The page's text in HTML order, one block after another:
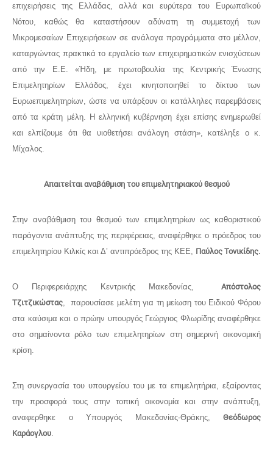
επιχειρήσεις της Ελλάδας, αλλά και ευρύτερα του Ευρωπαϊκού
Νότου, καθώς θα καταστήσουν αδύνατη τη συμμετοχή των
Μικρομεσαίων Επιχειρήσεων σε ανάλογα προγράμματα στο μέλλον,
καταργώντας πρακτικά το εργαλείο των επιχειρηματικών ενισχύσεων
από την Ε.Ε. «Ήδη, με πρωτοβουλία της Κεντρικής Ένωσης
Επιμελητηρίων Ελλάδος, έχει κινητοποιηθεί το δίκτυο των
Ευρωεπιμελητηρίων, ώστε να υπάρξουν οι κατάλληλες παρεμβάσεις
από τα κράτη μέλη. Η ελληνική κυβέρνηση έχει επίσης ενημερωθεί
και ελπίζουμε ότι θα υιοθετήσει ανάλογη στάση», κατέληξε ο κ.
Μίχαλος.
Απαιτείται αναβάθμιση του επιμελητηριακού θεσμού
Στην αναβάθμιση του θεσμού των επιμελητηρίων ως καθοριστικού
παράγοντα ανάπτυξης της περιφέρειας, αναφέρθηκε ο πρόεδρος του
επιμελητηρίου Κιλκίς και Δ’ αντιπρόεδρος της ΚΕΕ, Παύλος Τονικίδης.
Ο Περιφερειάρχης Κεντρικής Μακεδονίας, Απόστολος
Τζιτζικώστας , παρουσίασε μελέτη για τη μείωση του Ειδικού Φόρου
στα καύσιμα και ο πρώην υπουργός Γεώργιος Φλωρίδης αναφέρθηκε
στο σημαίνοντα ρόλο των επιμελητηρίων στη σημερινή οικονομική
κρίση.
Στη συνεργασία του υπουργείου του με τα επιμελητήρια, εξαίροντας
την προσφορά τους στην τοπική οικονομία και στην ανάπτυξη,
αναφερθηκε ο Υπουργός Μακεδονίας-Θράκης, Θεόδωρος
Καράογλου